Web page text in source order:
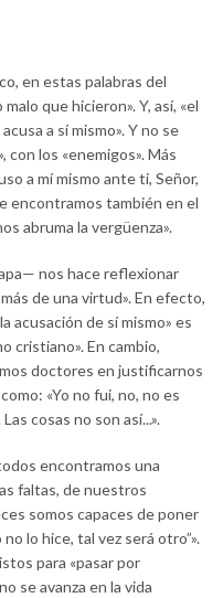
en estas palabras del
que hicieron». Y, así, «el
a sí mismo». Y no se
con los «enemigos». Más
a mí mismo ante ti, Señor,
encontramos también en el
abruma la vergüenza».
nos hace reflexionar
de una virtud». En efecto,
acusación de sí mismo» es
cristiano». En cambio,
doctores en justificarnos
«Yo no fui, no, no es
cosas no son así...».
encontramos una
faltas, de nuestros
somos capaces de poner
no lo hice, tal vez será otro”».
para «pasar por
se avanza en la vida